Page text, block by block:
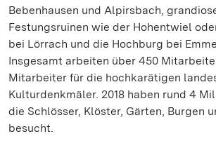
Bebenhausen und Alpirsbach,
Festungsruinen wie der Hohentwiel
bei Lörrach und die Hochburg bei
Insgesamt arbeiten über 450
Mitarbeiter für die hochkarätigen
Kulturdenkmäler. 2018 haben rund 4
die Schlösser, Klöster, Gärten, Burgen
besucht.